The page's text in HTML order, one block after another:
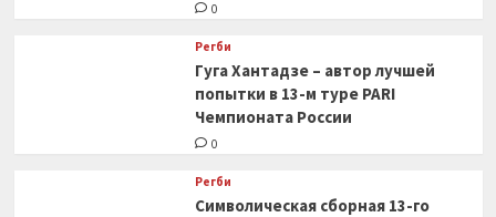
0
Регби
Гуга Хантадзе – автор лучшей
попытки в 13-м туре PARI
Чемпионата России
0
Регби
Символическая сборная 13-го